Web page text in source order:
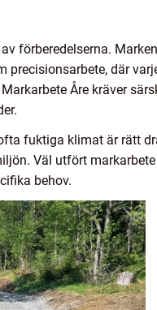
förberedelserna.
där
Åre kräver
fuktiga klimat är rätt
Väl utfört
behov.